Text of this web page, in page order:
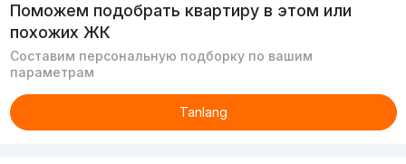
Поможем подобрать квартиру в этом или
похожих ЖК
Составим персональную подборку по вашим
параметрам
Tanlang